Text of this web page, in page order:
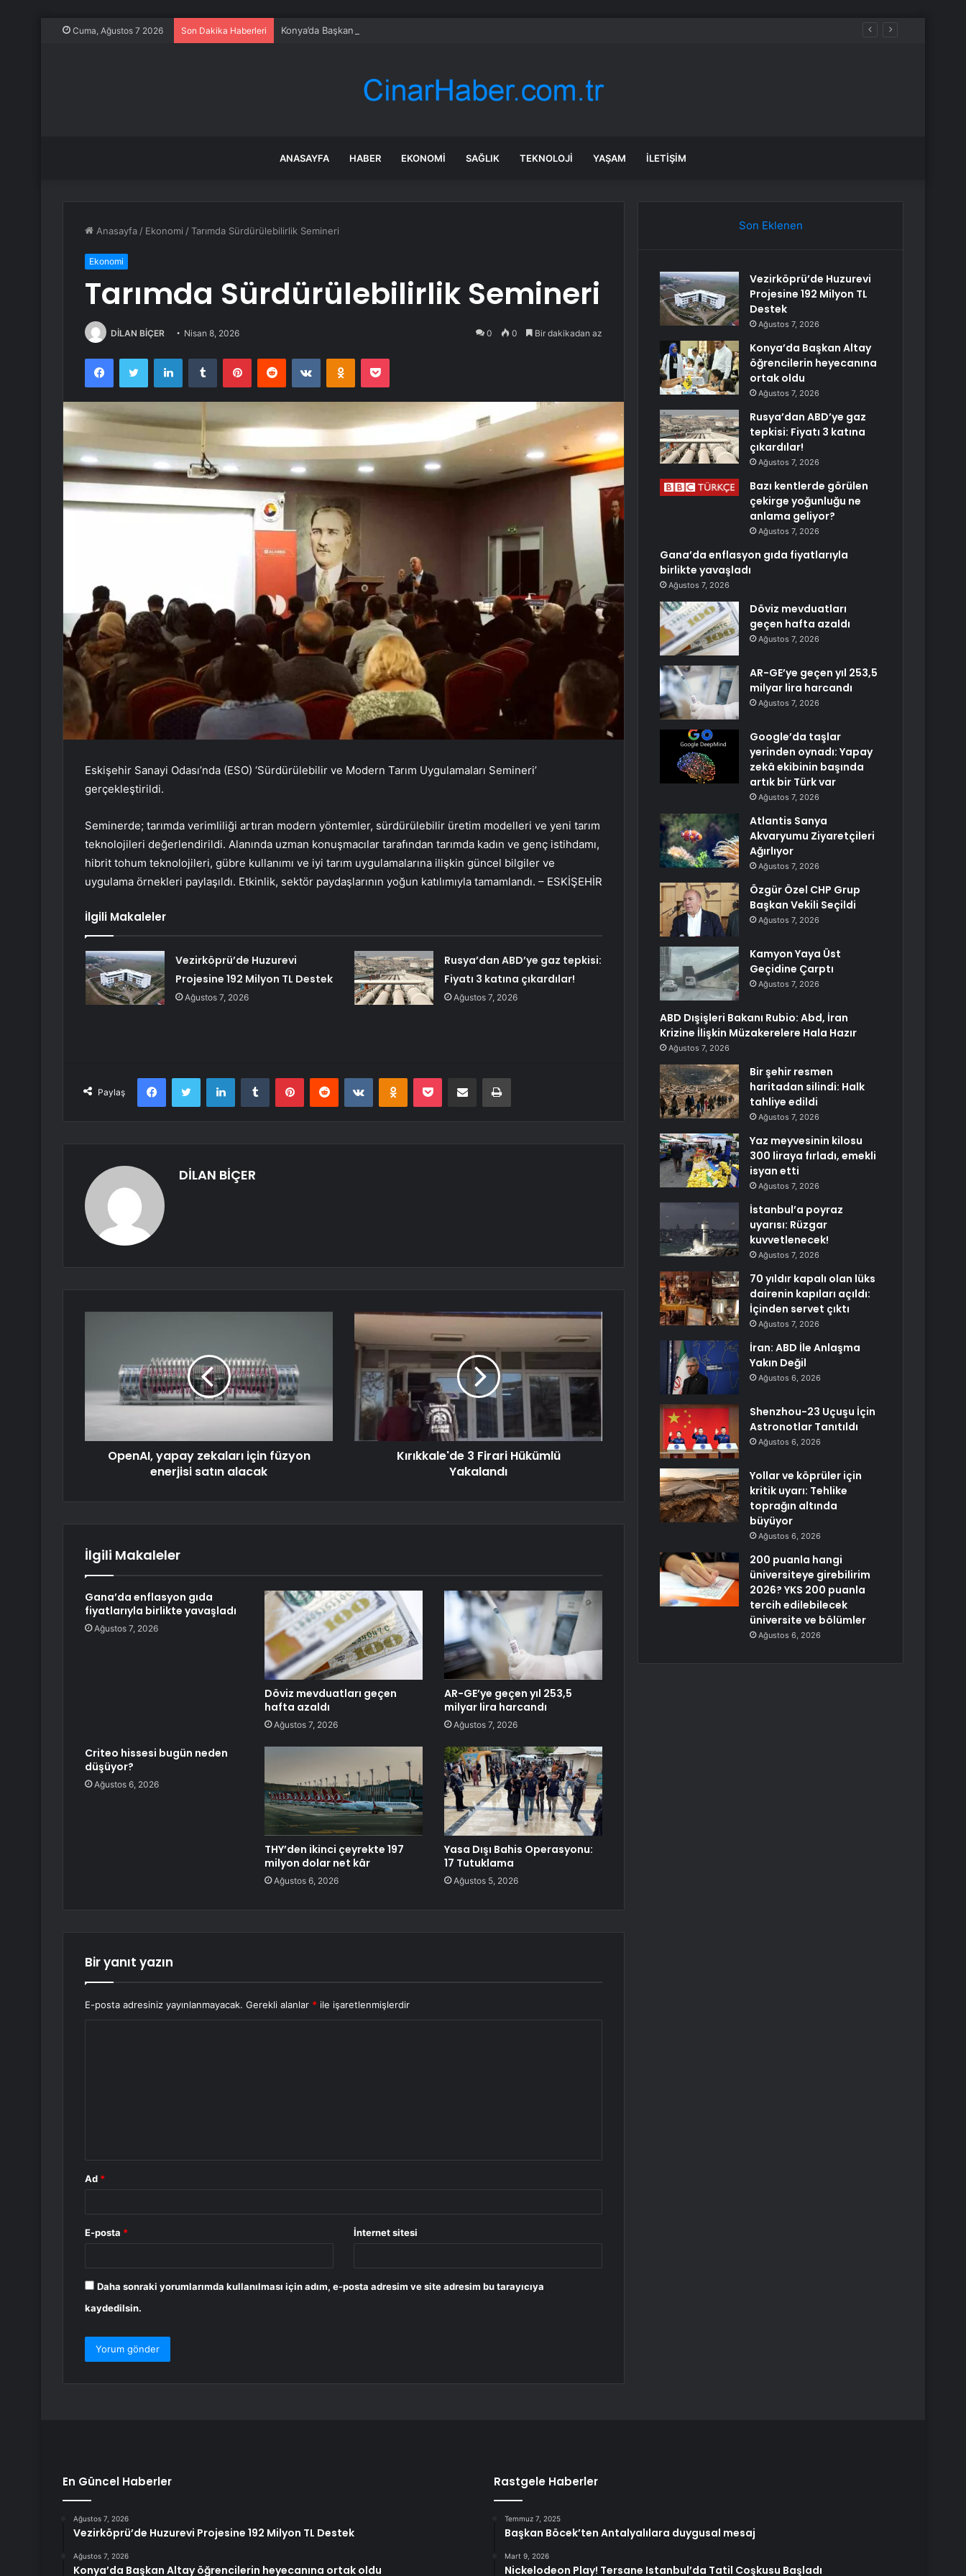
Cuma, Ağustos 7 2026 Son Dakika Haberleri Konya’da Başkan Altay öğrencilerin heyecanına ortak oldu
ANASAYFA HABER EKONOMI SAĞLIK TEKNOLOJI YAŞAM İLETIŞIM
Anasayfa / Ekonomi /Tarımda Sürdürülebilirlik Semineri
Ekonomi
Tarımda Sürdürülebilirlik Semineri
DİLAN BİÇER Nisan 8, 2026 0 0 Bir dakikadan az
FacebookTwitter LinkedInTumblr PinterestReddit VKontakteOdnoklassniki
Pocket
Eskişehir Sanayi Odası’nda (ESO) ‘Sürdürülebilir ve Modern Tarım Uygulamaları Semineri’
gerçekleştirildi.
Seminerde; tarımda verimliliği artıran modern yöntemler, sürdürülebilir üretim modelleri ve yeni tarım
teknolojileri değerlendirildi. Alanında uzman konuşmacılar tarafından tarımda kadın ve genç istihdamı,
hibrit tohum teknolojileri, gübre kullanımı ve iyi tarım uygulamalarına ilişkin güncel bilgiler ve
uygulama örnekleri paylaşıldı. Etkinlik, sektör paydaşlarının yoğun katılımıyla tamamlandı. – ESKİŞEHİR
İlgili Makaleler
Vezirköprü’de Huzurevi
Projesine 192 Milyon TL Destek
Ağustos 7, 2026
Rusya’dan ABD’ye gaz tepkisi:
Fiyatı 3 katına çıkardılar!
Ağustos 7, 2026
Paylaş
FacebookTwitter LinkedInTumblr PinterestReddit VKontakteOdnoklassniki
Pocket E-Posta ile paylaş Yazdır
DİLAN BİÇER
OpenAI, yapay zekaları için füzyon
enerjisi satın alacak
Kırıkkale'de 3 Firari Hükümlü
Yakalandı
İlgili Makaleler
Gana’da enflasyon gıda
fiyatlarıyla birlikte yavaşladı
Ağustos 7, 2026
Döviz mevduatları geçen
hafta azaldı
Ağustos 7, 2026
AR-GE’ye geçen yıl 253,5
milyar lira harcandı
Ağustos 7, 2026
Criteo hissesi bugün neden
düşüyor?
Ağustos 6, 2026
THY’den ikinci çeyrekte 197
milyon dolar net kâr
Ağustos 6, 2026
Yasa Dışı Bahis Operasyonu:
17 Tutuklama
Ağustos 5, 2026
Bir yanıt yazın
E-posta adresiniz yayınlanmayacak. Gerekli alanlar * ile işaretlenmişlerdir
Ad *
E-posta * İnternet sitesi
Daha sonraki yorumlarımda kullanılması için adım, e-posta adresim ve site adresim bu tarayıcıya
kaydedilsin.
Son Eklenen
Vezirköprü’de Huzurevi
Projesine 192 Milyon TL
Destek
Ağustos 7, 2026
Konya’da Başkan Altay
öğrencilerin heyecanına
ortak oldu
Ağustos 7, 2026
Rusya’dan ABD’ye gaz
tepkisi: Fiyatı 3 katına
çıkardılar!
Ağustos 7, 2026
Bazı kentlerde görülen
çekirge yoğunluğu ne
anlama geliyor?
Ağustos 7, 2026
Gana’da enflasyon gıda fiyatlarıyla
birlikte yavaşladı
Ağustos 7, 2026
Döviz mevduatları
geçen hafta azaldı
Ağustos 7, 2026
AR-GE’ye geçen yıl 253,5
milyar lira harcandı
Ağustos 7, 2026
Google’da taşlar
yerinden oynadı: Yapay
zekâ ekibinin başında
artık bir Türk var
Ağustos 7, 2026
Atlantis Sanya
Akvaryumu Ziyaretçileri
Ağırlıyor
Ağustos 7, 2026
Özgür Özel CHP Grup
Başkan Vekili Seçildi
Ağustos 7, 2026
Kamyon Yaya Üst
Geçidine Çarptı
Ağustos 7, 2026
ABD Dışişleri Bakanı Rubio: Abd, İran
Krizine İlişkin Müzakerelere Hala Hazır
Ağustos 7, 2026
Bir şehir resmen
haritadan silindi: Halk
tahliye edildi
Ağustos 7, 2026
Yaz meyvesinin kilosu
300 liraya fırladı, emekli
isyan etti
Ağustos 7, 2026
İstanbul’a poyraz
uyarısı: Rüzgar
kuvvetlenecek!
Ağustos 7, 2026
70 yıldır kapalı olan lüks
dairenin kapıları açıldı:
İçinden servet çıktı
Ağustos 7, 2026
İran: ABD İle Anlaşma
Yakın Değil
Ağustos 6, 2026
Shenzhou-23 Uçuşu İçin
Astronotlar Tanıtıldı
Ağustos 6, 2026
Yollar ve köprüler için
kritik uyarı: Tehlike
toprağın altında
büyüyor
Ağustos 6, 2026
200 puanla hangi
üniversiteye girebilirim
2026? YKS 200 puanla
tercih edilebilecek
üniversite ve bölümler
Ağustos 6, 2026
En Güncel Haberler
Ağustos 7, 2026
Vezirköprü’de Huzurevi Projesine 192 Milyon TL Destek
Ağustos 7, 2026
Konya’da Başkan Altay öğrencilerin heyecanına ortak oldu
Rastgele Haberler
Temmuz 7, 2025
Başkan Böcek’ten Antalyalılara duygusal mesaj
Mart 9, 2026
Nickelodeon Play! Tersane Istanbul’da Tatil Coşkusu Başladı